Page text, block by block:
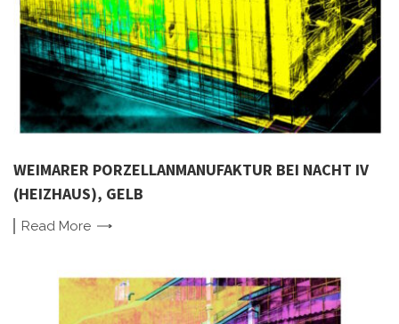
WEIMARER PORZELLANMANUFAKTUR BEI NACHT IV
(HEIZHAUS), GELB
Read More